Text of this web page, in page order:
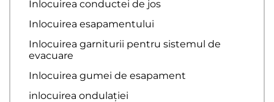
Inlocuirea conductei de jos
Inlocuirea esapamentului
Inlocuirea garniturii pentru sistemul de
evacuare
Inlocuirea gumei de esapament
inlocuirea ondulației